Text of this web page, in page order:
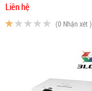
Liên hệ
(0 Nhận xét )